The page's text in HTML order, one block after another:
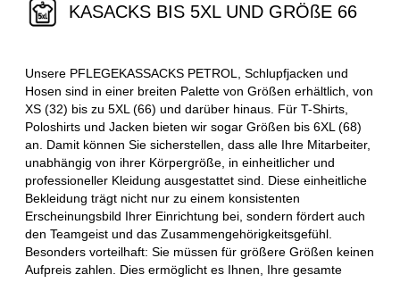
KASACKS BIS 5XL UND GRÖßE 66
Unsere PFLEGEKASSACKS PETROL, Schlupfjacken und
Hosen sind in einer breiten Palette von Größen erhältlich, von
XS (32) bis zu 5XL (66) und darüber hinaus. Für T-Shirts,
Poloshirts und Jacken bieten wir sogar Größen bis 6XL (68)
an. Damit können Sie sicherstellen, dass alle Ihre Mitarbeiter,
unabhängig von ihrer Körpergröße, in einheitlicher und
professioneller Kleidung ausgestattet sind. Diese einheitliche
Bekleidung trägt nicht nur zu einem konsistenten
Erscheinungsbild Ihrer Einrichtung bei, sondern fördert auch
den Teamgeist und das Zusammengehörigkeitsgefühl.
Besonders vorteilhaft: Sie müssen für größere Größen keinen
Aufpreis zahlen. Dies ermöglicht es Ihnen, Ihre gesamte